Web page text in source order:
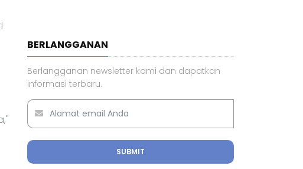
BERLANGGANAN
Berlangganan newsletter kami dan dapatkan
informasi terbaru.
SUBMIT